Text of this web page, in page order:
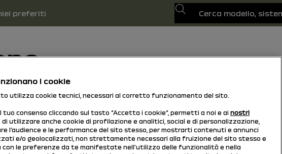
preferiti
Cerca
data di prima immatricolazione del tuo veicolo.
i cookie
utilizza cookie tecnici, necessari al corretto funzionamento del sito.
tuo consenso cliccando sul tasto “Accetta i cookie”, permetti a noi e ai nostri
di utilizzare anche cookie di profilazione e analitici, social e di personalizzazione,
l’audience e le performance del sito stesso, per mostrarti contenuti e annunci
e/o geolocalizzati, non strettamente necessari alla fruizione del sito stesso e
con le preferenze da te manifestate nell’utilizzo delle funzionalità e nella